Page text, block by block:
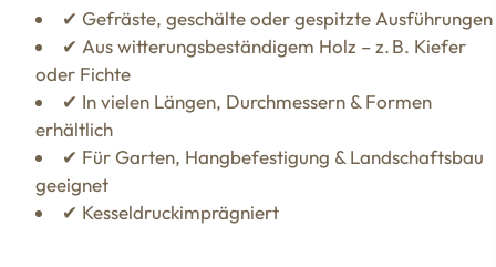
✔ Gefräste, geschälte oder gespitzte Ausführungen
✔ Aus witterungsbeständigem Holz – z. B. Kiefer
oder Fichte
✔ In vielen Längen, Durchmessern & Formen
erhältlich
✔ Für Garten, Hangbefestigung & Landschaftsbau
geeignet
✔ Kesseldruckimprägniert